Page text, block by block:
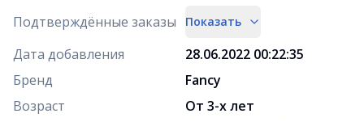
Подтверждённые заказы
Показать
Дата добавления
28.06.2022 00:22:35
Бренд
Fancy
Возраст
От 3-х лет